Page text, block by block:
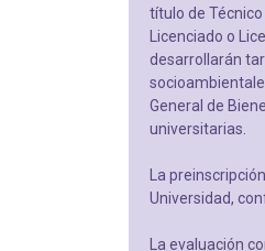
título de
Licenciado o
desarrollarán
General de
universitarias.
La
Universidad,
La evaluación